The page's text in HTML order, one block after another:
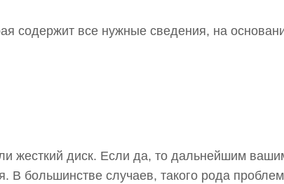
содержит все нужные сведения, на
жесткий диск. Если да, то дальнейшим
В большинстве случаев, такого рода